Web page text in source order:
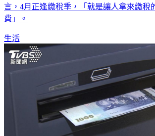
言，4月正逢繳稅季，「就是讓人拿來繳稅
費」。
生活